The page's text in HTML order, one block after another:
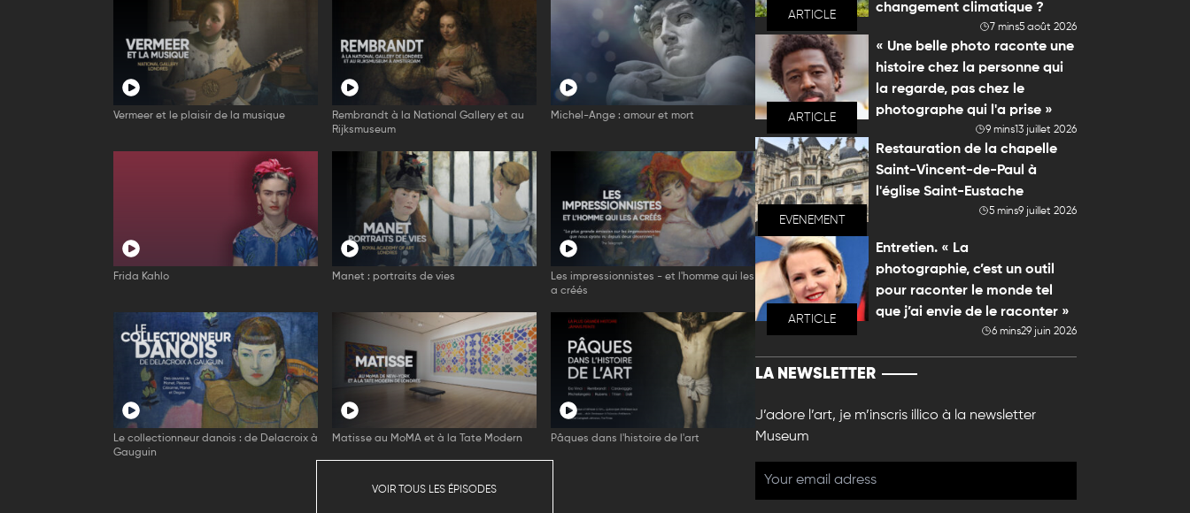
Vermeer et le plaisir de la musique
Rembrandt à la National Gallery et au
Rijksmuseum
Michel-Ange : amour et mort
Frida Kahlo Manet : portraits de vies
Les impressionnistes - et l'homme qui les
a créés
Le collectionneur danois : de Delacroix à
Gauguin
Matisse au MoMA et à la Tate Modern Pâques dans l'histoire de l'art
VOIR TOUS LES ÉPISODES
ARTICLE
changement climatique ?
7 mins5 août 2026
ARTICLE
« Une belle photo raconte une
histoire chez la personne qui
la regarde, pas chez le
photographe qui l'a prise »
9 mins13 juillet 2026
EVENEMENT
Restauration de la chapelle
Saint-Vincent-de-Paul à
l'église Saint-Eustache
5 mins9 juillet 2026
ARTICLE
Entretien. « La
photographie, c’est un outil
pour raconter le monde tel
que j’ai envie de le raconter »
6 mins29 juin 2026
LA NEWSLETTER
J’adore l’art, je m’inscris illico à la newsletter
Museum